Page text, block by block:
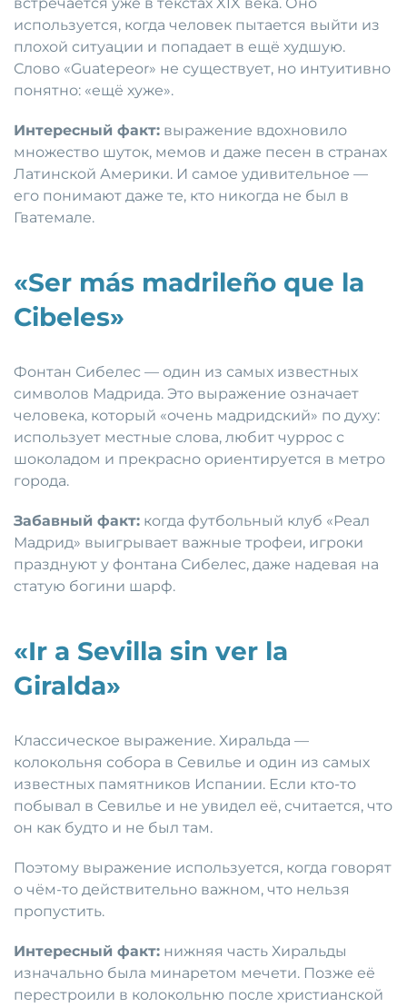
используется, когда человек пытается выйти из
плохой ситуации и попадает в ещё худшую.
Слово «Guatepeor» не существует, но интуитивно
понятно: «ещё хуже».
Интересный факт: выражение вдохновило
множество шуток, мемов и даже песен в странах
Латинской Америки. И самое удивительное —
его понимают даже те, кто никогда не был в
Гватемале.
«Ser más madrileño que la
Cibeles»
Фонтан Сибелес — один из самых известных
символов Мадрида. Это выражение означает
человека, который «очень мадридский» по духу:
использует местные слова, любит чуррос с
шоколадом и прекрасно ориентируется в метро
города.
Забавный факт: когда футбольный клуб «Реал
Мадрид» выигрывает важные трофеи, игроки
празднуют у фонтана Сибелес, даже надевая на
статую богини шарф.
«Ir a Sevilla sin ver la
Giralda»
Классическое выражение. Хиральда —
колокольня собора в Севилье и один из самых
известных памятников Испании. Если кто-то
побывал в Севилье и не увидел её, считается, что
он как будто и не был там.
Поэтому выражение используется, когда говорят
о чём-то действительно важном, что нельзя
пропустить.
Интересный факт: нижняя часть Хиральды
изначально была минаретом мечети. Позже её
перестроили в колокольню после христианской